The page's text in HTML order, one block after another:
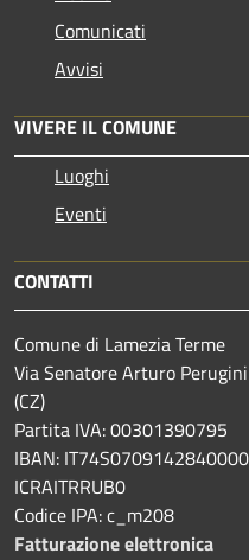
Comunicati
Avvisi
VIVERE IL COMUNE
Luoghi
Eventi
CONTATTI
Comune di Lamezia Terme
Via Senatore Arturo
(CZ)
Partita IVA: 00301390795
IBAN:
ICRAITRRUB0
Codice IPA: c_m208
Fatturazione elettronica